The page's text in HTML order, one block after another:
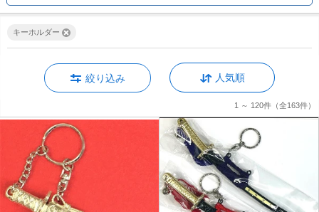
キーホルダー
絞り込み 人気順
1 ～ 120件 （全163件）